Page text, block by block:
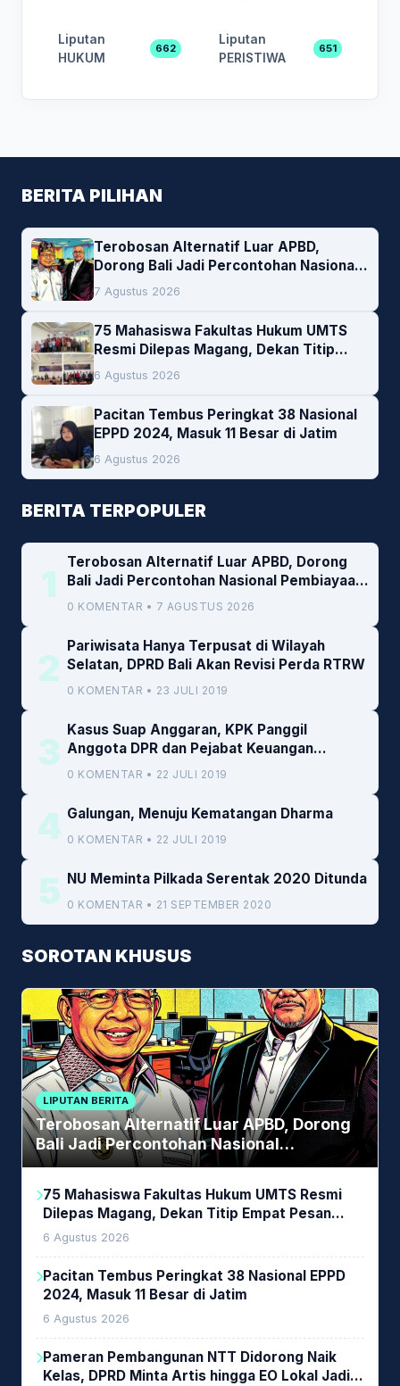
Liputan
HUKUM
662
Liputan
PERISTIWA
651
BERITA PILIHAN
Terobosan Alternatif Luar APBD,
Dorong Bali Jadi Percontohan Nasional
Pembiayaan Daerah
7 Agustus 2026
75 Mahasiswa Fakultas Hukum UMTS
Resmi Dilepas Magang, Dekan Titip
Empat Pesan Penting
6 Agustus 2026
Pacitan Tembus Peringkat 38 Nasional
EPPD 2024, Masuk 11 Besar di Jatim
6 Agustus 2026
BERITA TERPOPULER
1
Terobosan Alternatif Luar APBD, Dorong
Bali Jadi Percontohan Nasional Pembiayaan
Daerah
0 KOMENTAR • 7 AGUSTUS 2026
2
Pariwisata Hanya Terpusat di Wilayah
Selatan, DPRD Bali Akan Revisi Perda RTRW
0 KOMENTAR • 23 JULI 2019
3
Kasus Suap Anggaran, KPK Panggil
Anggota DPR dan Pejabat Keuangan
Kemenkeu
0 KOMENTAR • 22 JULI 2019
4 Galungan, Menuju Kematangan Dharma
0 KOMENTAR • 22 JULI 2019
5 NU Meminta Pilkada Serentak 2020 Ditunda
0 KOMENTAR • 21 SEPTEMBER 2020
SOROTAN KHUSUS
LIPUTAN BERITA
Terobosan Alternatif Luar APBD, Dorong
Bali Jadi Percontohan Nasional
Pembiayaan Daerah
75 Mahasiswa Fakultas Hukum UMTS Resmi
Dilepas Magang, Dekan Titip Empat Pesan
Penting
6 Agustus 2026
Pacitan Tembus Peringkat 38 Nasional EPPD
2024, Masuk 11 Besar di Jatim
6 Agustus 2026
Pameran Pembangunan NTT Didorong Naik
Kelas, DPRD Minta Artis hingga EO Lokal Jadi